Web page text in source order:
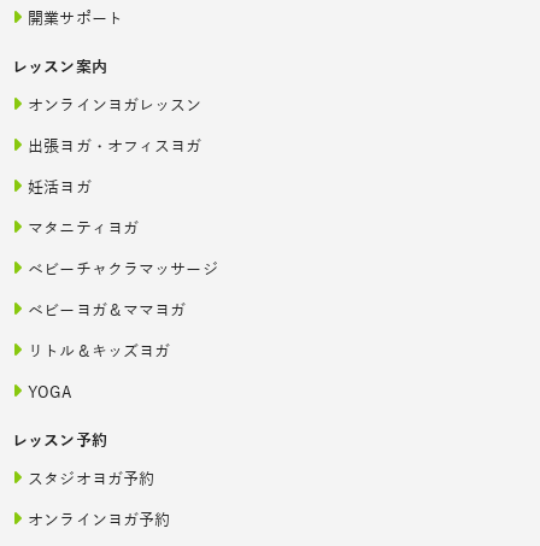
開業サポート
レッスン案内
オンラインヨガレッスン
出張ヨガ・オフィスヨガ
妊活ヨガ
マタニティヨガ
ベビーチャクラマッサージ
ベビーヨガ＆ママヨガ
リトル＆キッズヨガ
YOGA
レッスン予約
スタジオヨガ予約
オンラインヨガ予約